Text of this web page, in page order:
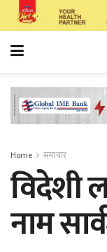
Home समाचार
विदेशी
नाम